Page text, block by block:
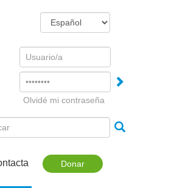
Username
Olvidé mi contraseña
Donar